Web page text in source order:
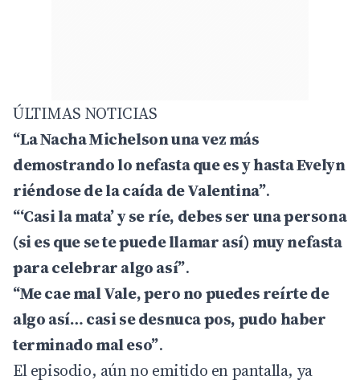
ÚLTIMAS NOTICIAS
“La Nacha Michelson una vez más
demostrando lo nefasta que es y hasta Evelyn
riéndose de la caída de Valentina”.
“‘Casi la mata’ y se ríe, debes ser una persona
(si es que se te puede llamar así) muy nefasta
para celebrar algo así”.
“Me cae mal Vale, pero no puedes reírte de
algo así… casi se desnuca pos, pudo haber
terminado mal eso”.
El episodio, aún no emitido en pantalla, ya